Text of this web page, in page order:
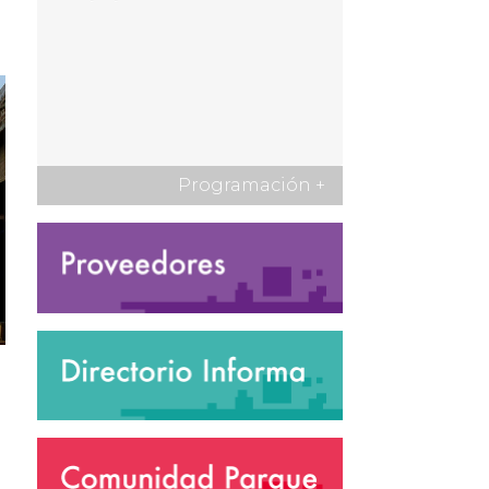
Programación +